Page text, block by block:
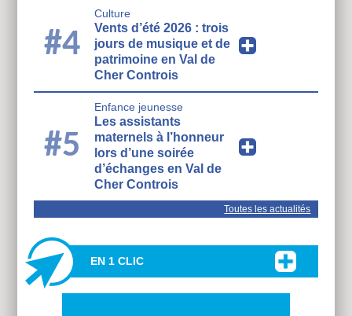
#4
Culture
Vents d’été 2026 : trois
jours de musique et de
patrimoine en Val de
Cher Controis
#5
Enfance jeunesse
Les assistants
maternels à l’honneur
lors d’une soirée
d’échanges en Val de
Cher Controis
Toutes les actualités
EN 1 CLIC